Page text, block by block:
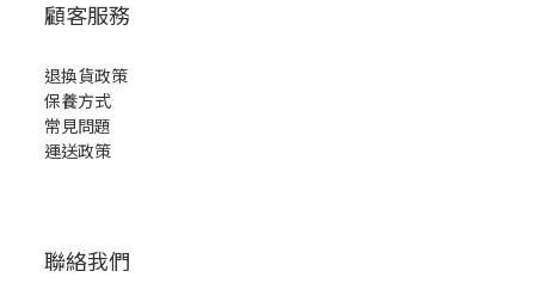
顧客服務
退換貨政策
保養方式
常見問題
運送政策
聯絡我們